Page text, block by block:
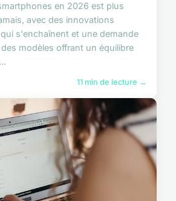
en 2026 est plus
avec des innovations
s'enchaînent et une demande
modèles offrant un équilibre
11 min de lecture →